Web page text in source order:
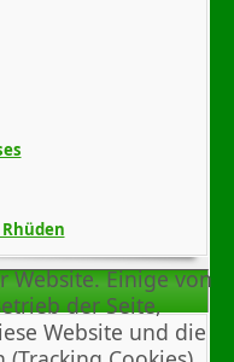
Website. Einige von
der Seite,
Website und die